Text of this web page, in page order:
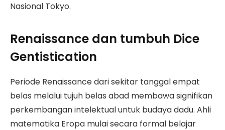
Nasional Tokyo.
Renaissance dan tumbuh Dice
Gentistication
Periode Renaissance dari sekitar tanggal empat
belas melalui tujuh belas abad membawa signifikan
perkembangan intelektual untuk budaya dadu. Ahli
matematika Eropa mulai secara formal belajar